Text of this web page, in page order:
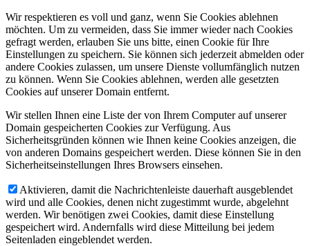
Wir respektieren es voll und ganz, wenn Sie Cookies ablehnen
möchten. Um zu vermeiden, dass Sie immer wieder nach Cookies
gefragt werden, erlauben Sie uns bitte, einen Cookie für Ihre
Einstellungen zu speichern. Sie können sich jederzeit abmelden oder
andere Cookies zulassen, um unsere Dienste vollumfänglich nutzen
zu können. Wenn Sie Cookies ablehnen, werden alle gesetzten
Cookies auf unserer Domain entfernt.
Wir stellen Ihnen eine Liste der von Ihrem Computer auf unserer
Domain gespeicherten Cookies zur Verfügung. Aus
Sicherheitsgründen können wie Ihnen keine Cookies anzeigen, die
von anderen Domains gespeichert werden. Diese können Sie in den
Sicherheitseinstellungen Ihres Browsers einsehen.
Aktivieren, damit die Nachrichtenleiste dauerhaft ausgeblendet
wird und alle Cookies, denen nicht zugestimmt wurde, abgelehnt
werden. Wir benötigen zwei Cookies, damit diese Einstellung
gespeichert wird. Andernfalls wird diese Mitteilung bei jedem
Seitenladen eingeblendet werden.